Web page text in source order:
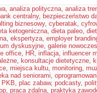
, analiza polityczna, analiza
centralny, bezpieczeństwo
biznesowy, cyberatak,
ketogeniczna, dieta paleo,
, ekspertyza, employer
dyskusyjne, galerie
office, HR, inflacja, influencer
, konsultacje dietetyczne,
, miejsca kultu, monitoring,
nad seniorami,
PKB, plac zabaw, podcasty,
, praca zdalna, praktyka